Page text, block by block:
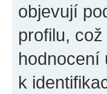
objevují
profilu,
hodnocení
k